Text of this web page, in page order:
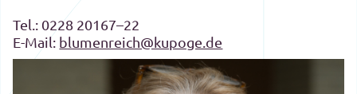
Tel.: 0228 20167–22
E-Mail: blumenreich@kupoge.de